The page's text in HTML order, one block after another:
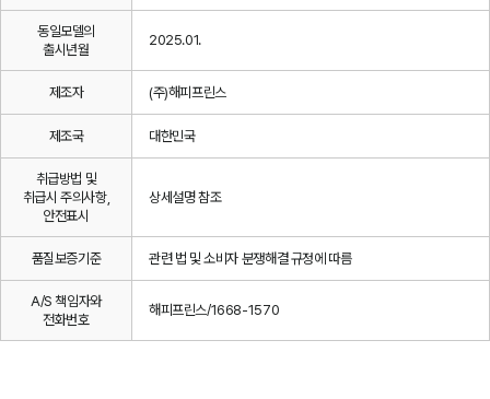
동일모델의
출시년월
2025.01.
제조자 (주)해피프린스
제조국 대한민국
취급방법 및
취급시 주의사항,
안전표시
상세설명 참조
품질보증기준 관련 법 및 소비자 분쟁해결 규정에 따름
A/S 책임자와
전화번호
해피프린스/1668-1570